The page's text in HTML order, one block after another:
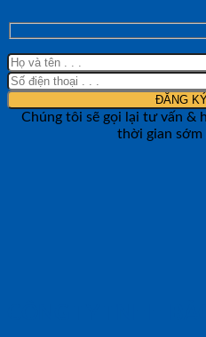
Chúng tôi sẽ gọi lại tư vấn &
thời gian sớm